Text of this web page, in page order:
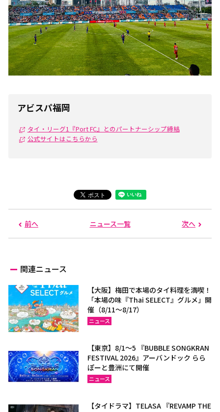
アビスパ福岡
タイ・リーグ1『Port FC』とのパートナーシップ締結
公式サイトはこちらから
前へ ニュース一覧 次へ
関連ニュース
【大阪】梅田で本場のタイ料理を満喫！
「本場の味『Thai SELECT』グルメ」開
催（8/11～8/17）
ニュース
【東京】8/1～5 『BUBBLE SONGKRAN
FESTIVAL 2026』アーバンドック らら
ぽーと豊洲にて開催
ニュース
【タイドラマ】TELASA 『REVAMP THE